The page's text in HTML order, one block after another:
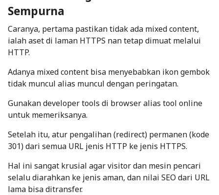
Sempurna
Caranya, pertama pastikan tidak ada mixed content,
ialah aset di laman HTTPS nan tetap dimuat melalui
HTTP.
Adanya mixed content bisa menyebabkan ikon gembok
tidak muncul alias muncul dengan peringatan.
Gunakandeveloper tools di browser alias tool online
untuk memeriksanya.
Setelah itu, atur pengalihan (redirect) permanen (kode
301)dari semua URL jenis HTTP ke jenis HTTPS.
Hal ini sangat krusial agar visitor dan mesin pencari
selalu diarahkan ke jenis aman, dan nilai SEO dari URL
lama bisa ditransfer.